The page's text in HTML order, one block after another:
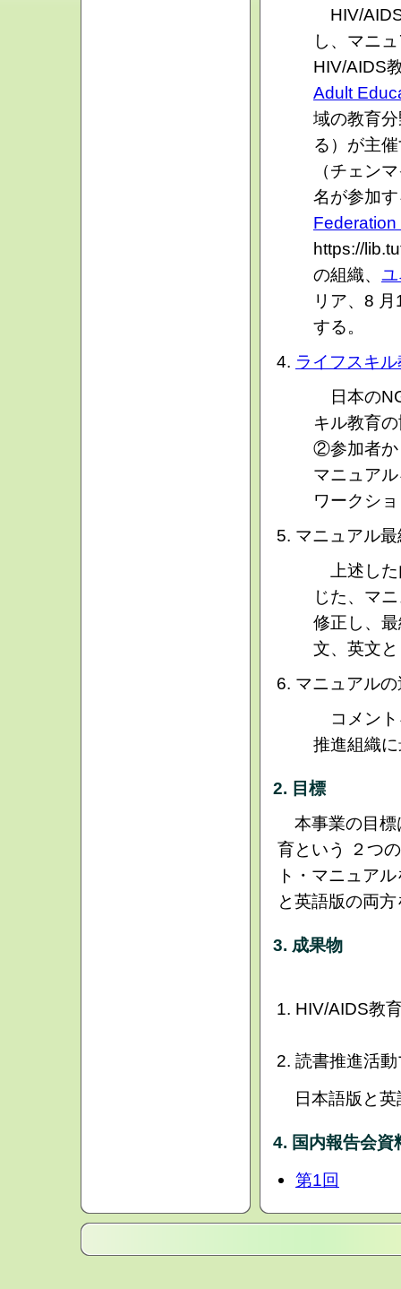
HIV/
し、マニ
HIV/AIDS
Adult
域の教育
る）が主
（チェン
名が参加
https://
の組織、
リア、8
する。
ライフスキ
日本の
キル教育
②参加者か
マニュア
ワークシ
マニュアル
上述した
じた、マ
修正し、
文、英文
マニュアル
コメント
推進組織
2. 目標
本事業の目標
育という ２つ
ト・マニュア
と英語版の両
3. 成果物
HIV/AIDS教
読書推進活
日本語版と英
4. 国内報告会資
第1回